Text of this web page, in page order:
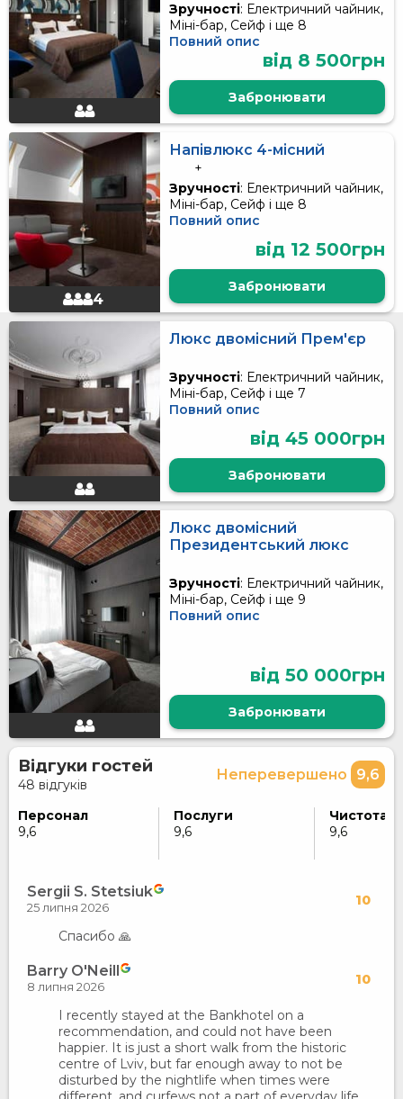
Зручності: Електричний чайник,
Міні-бар, Сейф і ще 8
Повний опис
від 8 500грн
Забронювати
4
Напівлюкс 4-місний
+
Зручності: Електричний чайник,
Міні-бар, Сейф і ще 8
Повний опис
від 12 500грн
Забронювати
Люкс двомісний Прем'єр
Зручності: Електричний чайник,
Міні-бар, Сейф і ще 7
Повний опис
від 45 000грн
Забронювати
Люкс двомісний
Президентський люкс
Зручності: Електричний чайник,
Міні-бар, Сейф і ще 9
Повний опис
від 50 000грн
Забронювати
Відгуки гостей
48 відгуків
Неперевершено 9,6
Персонал
9,6
Послуги
9,6
Чистота
9,6
Sergii S. Stetsiuk 10
25 липня 2026
Спасибо 🙏
Barry O'Neill 10
8 липня 2026
I recently stayed at the Bankhotel on a
recommendation, and could not have been
happier. It is just a short walk from the historic
centre of Lviv, but far enough away to not be
disturbed by the nightlife when times were